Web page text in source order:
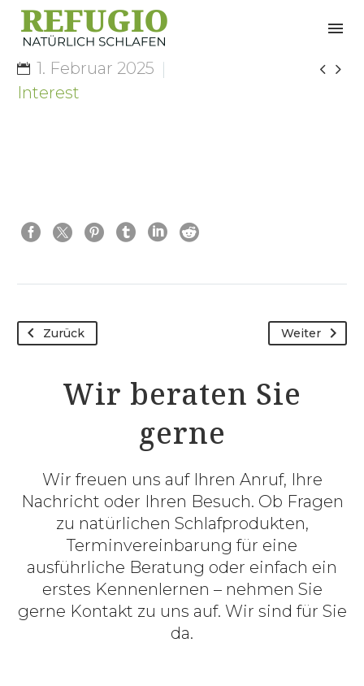
 
1. Februar 2025
Interest
Zurück Weiter
Wir beraten Sie
gerne
Wir freuen uns auf Ihren Anruf, Ihre
Nachricht oder Ihren Besuch. Ob Fragen
zu natürlichen Schlafprodukten,
Terminvereinbarung für eine
ausführliche Beratung oder einfach ein
erstes Kennenlernen – nehmen Sie
gerne Kontakt zu uns auf. Wir sind für Sie
da.